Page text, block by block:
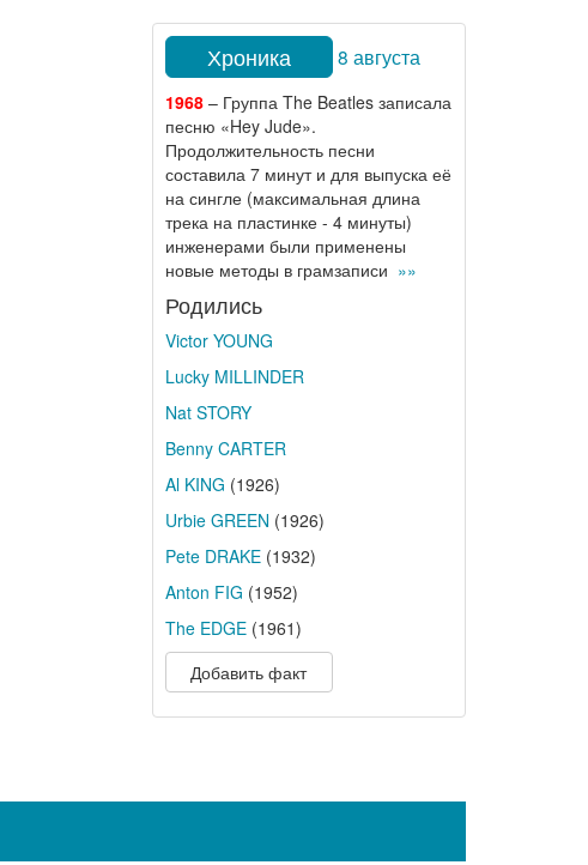
Хроника 8 августа
1968– Группа The Beatles записала
песню «Hey Jude».
Продолжительность песни
составила 7 минут и для выпуска её
на сингле (максимальная длина
трека на пластинке - 4 минуты)
инженерами были применены
новые методы в грамзаписи »»
Родились
Victor YOUNG
Lucky MILLINDER
Nat STORY
Benny CARTER
Al KING (1926)
Urbie GREEN (1926)
Pete DRAKE(1932)
Anton FIG (1952)
The EDGE(1961)
Добавить факт